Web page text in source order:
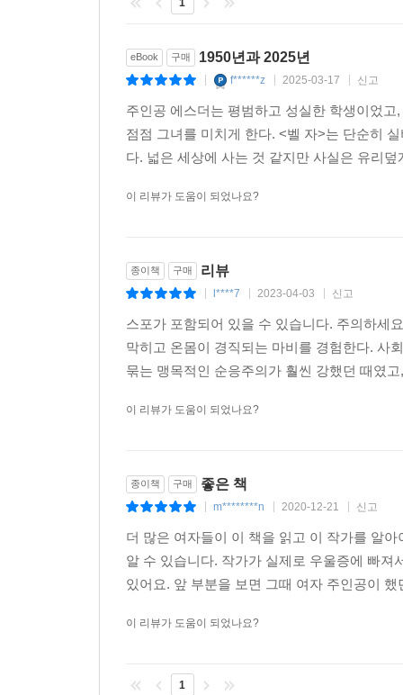
시에 대한 책을 쓰면서 편집자가 될 계획이었다.
나도 모르게 이런 말이 튀어나왔다. 그 말을 하면
-49~50쪽
“미국 전역의 수많은 여대생이 선망하는”, “생
강의하는 여름 학기 글쓰기 강좌를 들으며 다
삶이 기차라면, 그곳에는 반드시 레일이 깔려 있
날카롭게 포착해 우리 앞에 조용히 펼친다. 『벨
“난 완벽하게 자유로웠다”
벨 자 너머의 진정한 해방을 갈구하는 목소리
앞서 말했듯 『벨 자』는 20세기 후반의 여성주
그가 늘 “남자가 원하는 것은 반려자이고 여자가
-100쪽
속기도 할 줄 몰랐다.
대학 졸업 후 좋은 직장을 못 구할 거라는 뜻이었
-105~106쪽
eBook 구매 1950년과 2025년
f******z 2025-03-17 신고
주인공 에스더는 평범하고 성실한 학생이었
점점 그녀를 미치게 한다. <벨 자>는 단순히
다. 넓은 세상에 사는 것 같지만 사실은 유리
이 리뷰가 도움이 되었나요?
종이책 구매 리뷰
l****7 2023-04-03 신고
스포가 포함되어 있을 수 있습니다. 주의하세
막히고 온몸이 경직되는 마비를 경험한다. 사
묶는 맹목적인 순응주의가 훨씬 강했던 때였
이 리뷰가 도움이 되었나요?
종이책 구매 좋은 책
m********n 2020-12-21 신고
더 많은 여자들이 이 책을 읽고 이 작가를 알
알 수 있습니다. 작가가 실제로 우울증에 빠
있어요. 앞 부분을 보면 그때 여자 주인공이
이 리뷰가 도움이 되었나요?
1